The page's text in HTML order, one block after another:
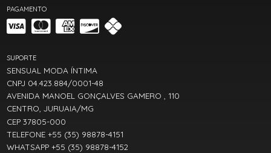
PAGAMENTO
SUPORTE
SENSUAL MODA ÍNTIMA
CNPJ 04.423.884/0001-48
AVENIDA MANOEL GONÇALVES GAMERO , 110
CENTRO, JURUAIA/MG
CEP 37805-000
TELEFONE +55 (35) 98878-4151
WHATSAPP +55 (35) 98878-4152